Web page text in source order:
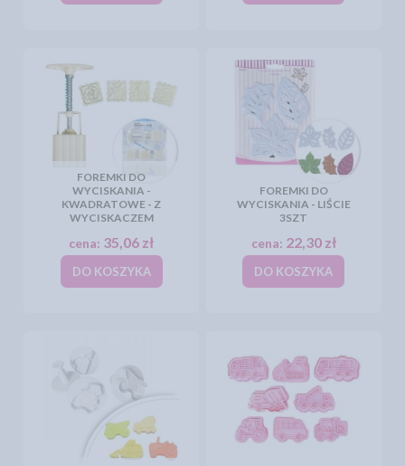
FOREMKI DO
WYCISKANIA -
KWADRATOWE - Z
WYCISKACZEM
cena: 35,06 zł
DO KOSZYKA
FOREMKI DO
WYCISKANIA - LIŚCIE
3SZT
cena: 22,30 zł
DO KOSZYKA